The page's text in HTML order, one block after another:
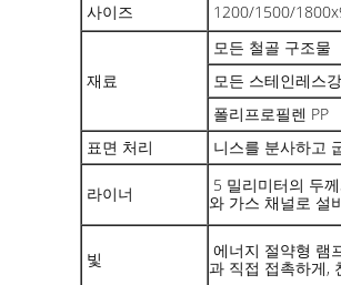
사이즈
1200/1500/
재료
모든 철골 구조물
모든 스테인레스
폴리프로필렌 PP
표면 처리
니스를 분사하고
라이너
5 밀리미터의 두
와 가스 채널로 설
빛
에너지 절약형 램
과 직접 접촉하게,